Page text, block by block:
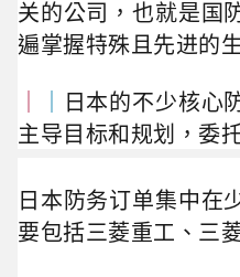
关的公司，也就是国
遍掌握特殊且先进的
日本的不少核心
主导目标和规划，委
日本防务订单集中在
要包括三菱重工、三